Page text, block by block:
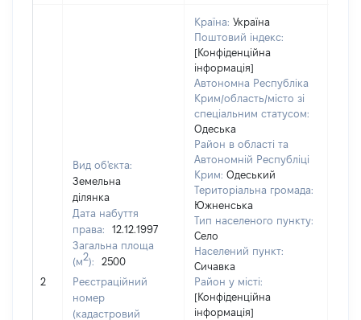
2
Вид об'єкта:
Земельна
ділянка
Дата набуття
права:
12.12.1997
Загальна площа
(м2):
2500
Реєстраційний
номер
(кадастровий
Країна: Україна
Поштовий індекс:
[Конфіденційна
інформація]
Автономна Республіка
Крим/область/місто зі
спеціальним статусом:
Одеська
Район в області та
Автономній Республіці
Крим: Одеський
Територіальна громада:
Южненська
Тип населеного пункту:
Село
Населений пункт:
Сичавка
Район у місті:
[Конфіденційна
інформація]